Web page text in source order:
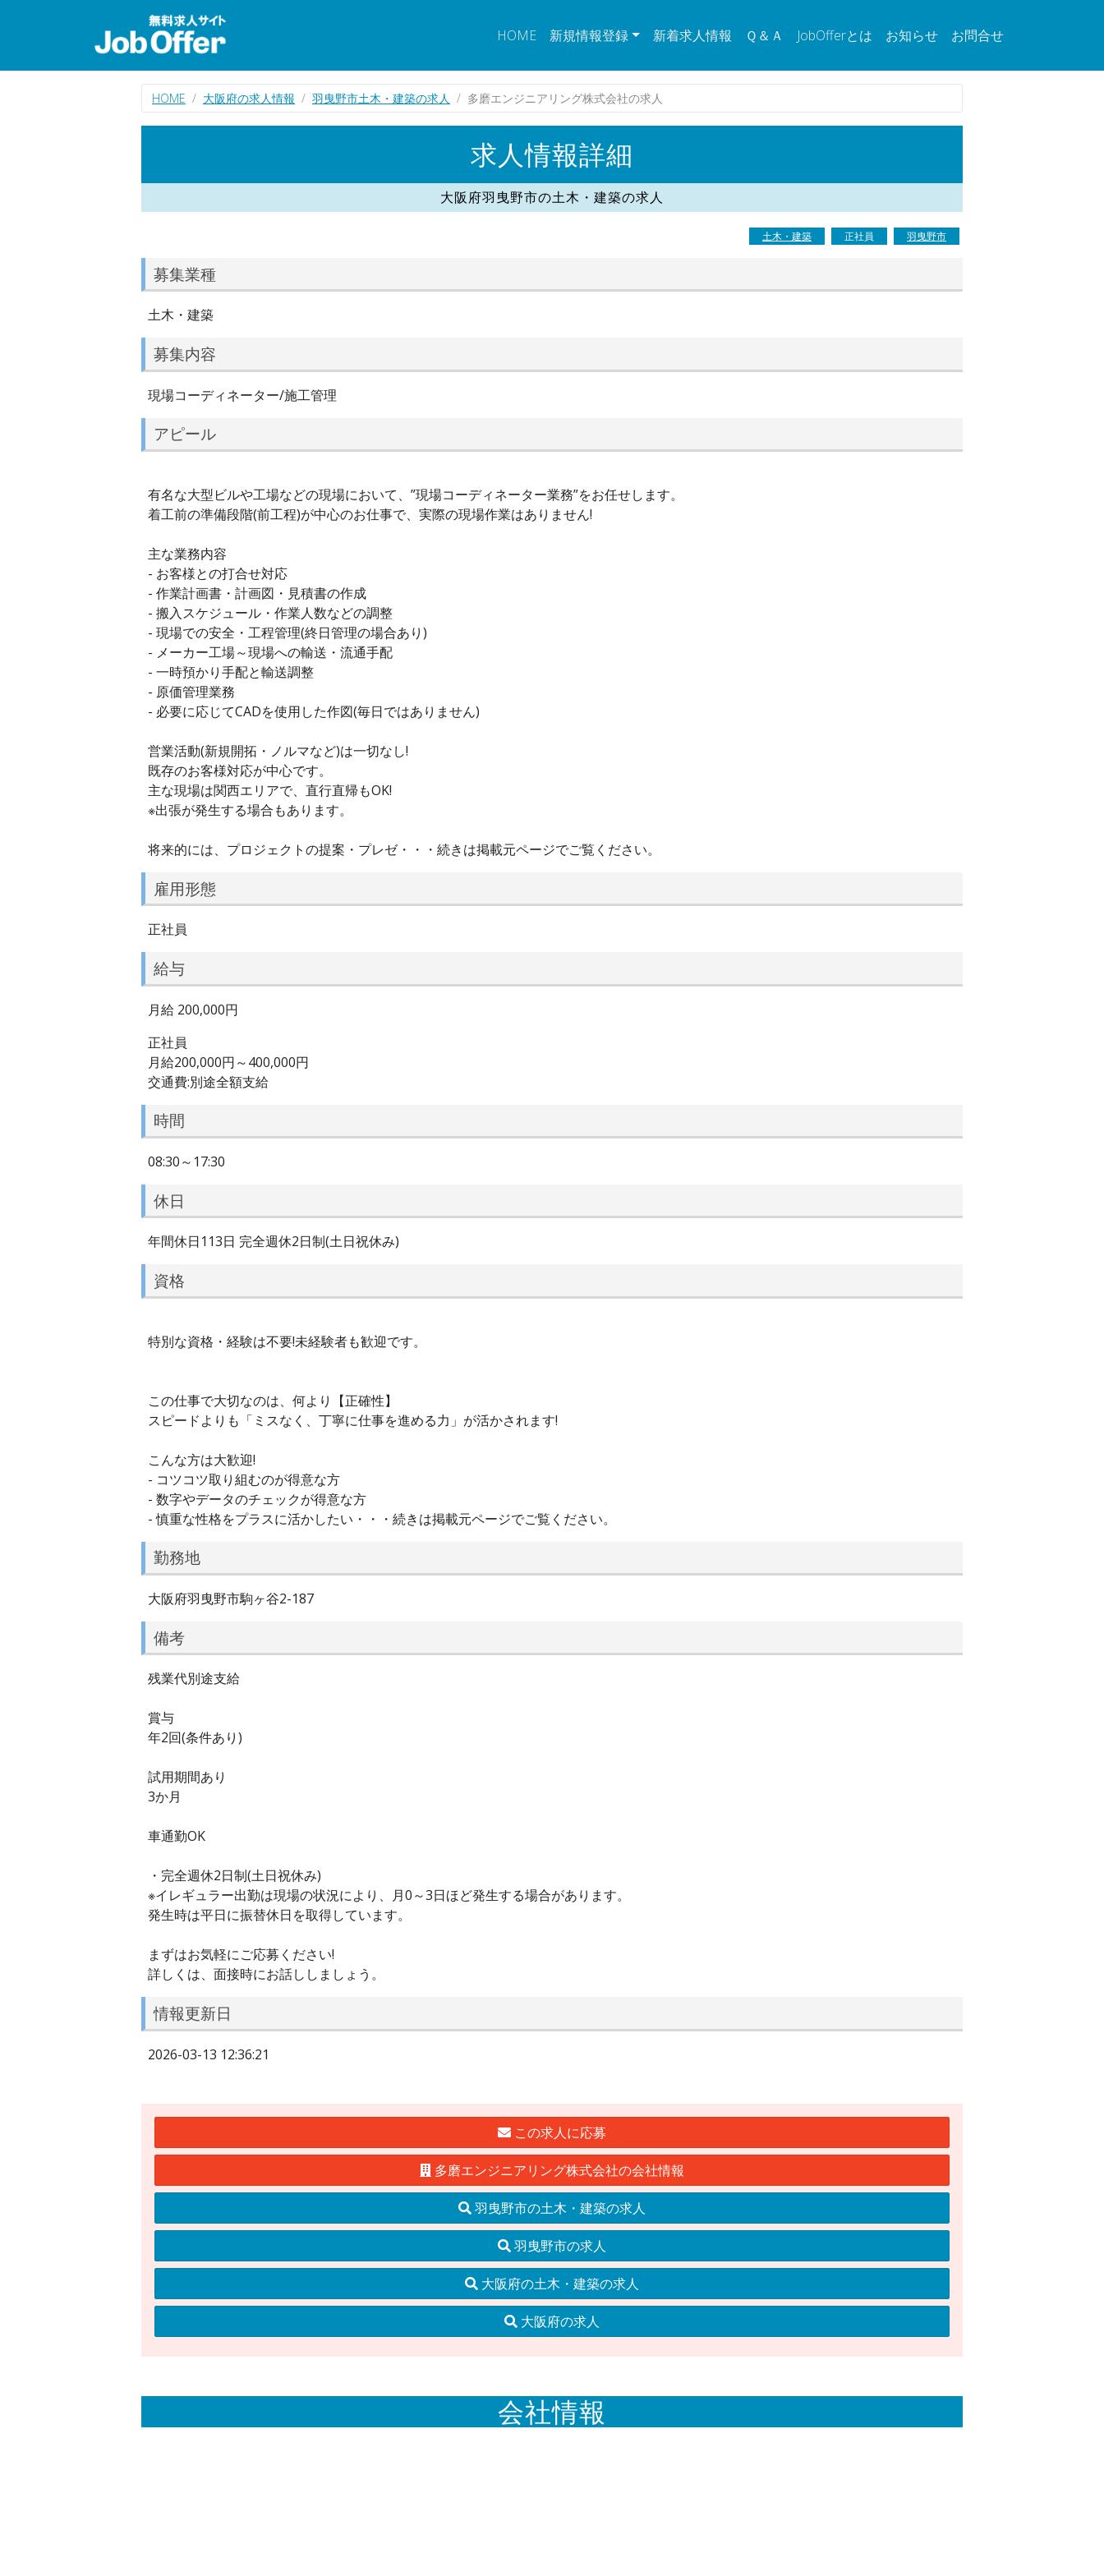
HOME 新規情報登録 新着求人情報 Ｑ＆Ａ JobOfferとは お知らせ お問合せ
HOME 大阪府の求人情報 羽曳野市土木・建築の求人 多磨エンジニアリング株式会社の求人
求人情報詳細
大阪府羽曳野市の土木・建築の求人
土木・建築 正社員 羽曳野市
募集業種
土木・建築
募集内容
現場コーディネーター/施工管理
アピール
有名な大型ビルや工場などの現場において、”現場コーディネーター業務”をお任せします。
着工前の準備段階(前工程)が中心のお仕事で、実際の現場作業はありません!
主な業務内容
- お客様との打合せ対応
- 作業計画書・計画図・見積書の作成
- 搬入スケジュール・作業人数などの調整
- 現場での安全・工程管理(終日管理の場合あり)
- メーカー工場～現場への輸送・流通手配
- 一時預かり手配と輸送調整
- 原価管理業務
- 必要に応じてCADを使用した作図(毎日ではありません)
営業活動(新規開拓・ノルマなど)は一切なし!
既存のお客様対応が中心です。
主な現場は関西エリアで、直行直帰もOK!
※出張が発生する場合もあります。
将来的には、プロジェクトの提案・プレゼ・・・続きは掲載元ページでご覧ください。
雇用形態
正社員
給与
月給 200,000円
正社員
月給200,000円～400,000円
交通費:別途全額支給
時間
08:30～17:30
休日
年間休日113日 完全週休2日制(土日祝休み)
資格
特別な資格・経験は不要!未経験者も歓迎です。
この仕事で大切なのは、何より【正確性】
スピードよりも「ミスなく、丁寧に仕事を進める力」が活かされます!
こんな方は大歓迎!
- コツコツ取り組むのが得意な方
- 数字やデータのチェックが得意な方
- 慎重な性格をプラスに活かしたい・・・続きは掲載元ページでご覧ください。
勤務地
大阪府羽曳野市駒ヶ谷2-187
備考
残業代別途支給
賞与
年2回(条件あり)
試用期間あり
3か月
車通勤OK
・完全週休2日制(土日祝休み)
※イレギュラー出勤は現場の状況により、月0～3日ほど発生する場合があります。
発生時は平日に振替休日を取得しています。
まずはお気軽にご応募ください!
詳しくは、面接時にお話ししましょう。
情報更新日
2026-03-13 12:36:21
この求人に応募
多磨エンジニアリング株式会社の会社情報
羽曳野市の土木・建築の求人
羽曳野市の求人
大阪府の土木・建築の求人
大阪府の求人
会社情報